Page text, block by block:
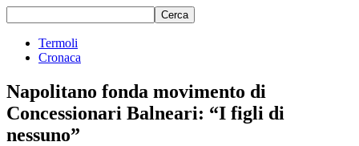
Termoli
Cronaca
Napolitano fonda movimento di
Concessionari Balneari: “I figli di
nessuno”